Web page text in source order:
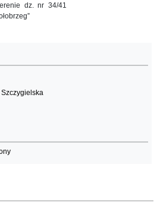
dz. nr 34/41